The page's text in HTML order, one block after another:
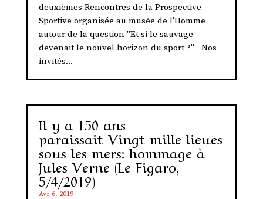
deuxièmes Rencontres de la Prospective
Sportive organisée au musée de l'Homme
autour de la question "Et si le sauvage
devenait le nouvel horizon du sport ?" Nos
invités...
Il y a 150 ans
paraissait Vingt mille lieues
sous les mers: hommage à
Jules Verne (Le Figaro,
5/4/2019)
Avr 6, 2019